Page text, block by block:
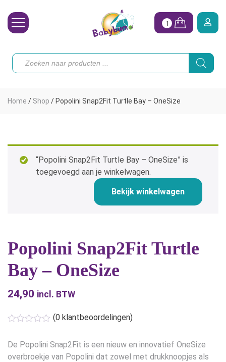
Toebehoren
Onze merken
Hoe begin ik?
1
Producten
zoeken
Home / Shop / Popolini Snap2Fit Turtle Bay – OneSize
“Popolini Snap2Fit Turtle Bay – OneSize” is
toegevoegd aan je winkelwagen.
Bekijk winkelwagen
Popolini Snap2Fit Turtle
Bay – OneSize
24,90 incl. BTW
(0 klantbeoordelingen)
De Popolini Snap2Fit is een nieuw en innovatief OneSize
overbroekje van Popolini dat zowel met drukknoopjes als